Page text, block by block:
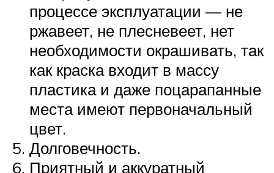
процессе эксплуатации — не
ржавеет, не плесневеет, нет
необходимости окрашивать, так
как краска входит в массу
пластика и даже поцарапанные
места имеют первоначальный
цвет.
Долговечность.
Приятный и аккуратный